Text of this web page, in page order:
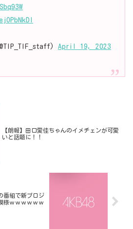
April 19, 2023
【朗報】田口愛佳ちゃんのイメチェンが可愛
いと話題に！！
番組で新プロジ
様ｗｗｗｗｗｗ